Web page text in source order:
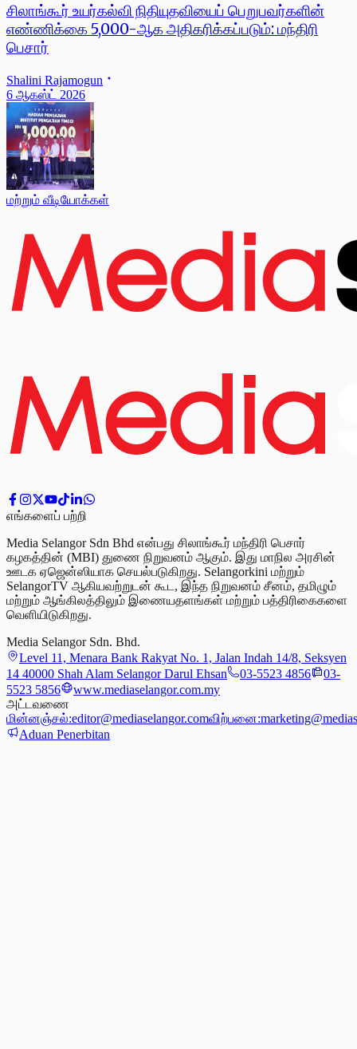
சிலாங்கூர் உயர்கல்வி நிதியுதவியைப் பெறுபவர்களின்
எண்ணிக்கை 5,000-ஆக அதிகரிக்கப்படும்: மந்திரி
பெசார்
Shalini Rajamogun
6 ஆகஸ்ட் 2026
மற்றும் வீடியோக்கள்
எங்களைப் பற்றி
Media Selangor Sdn Bhd என்பது சிலாங்கூர் மந்திரி பெசார்
கழகத்தின் (MBI) துணை நிறுவனம் ஆகும். இது மாநில அரசின்
ஊடக ஏஜென்ஸியாக செயல்படுகிறது. Selangorkini மற்றும்
SelangorTV ஆகியவற்றுடன் கூட, இந்த நிறுவனம் சீனம், தமிழும்
மற்றும் ஆங்கிலத்திலும் இணையதளங்கள் மற்றும் பத்திரிகைகளை
வெளியிடுகிறது.
Media Selangor Sdn. Bhd.
Level 11, Menara Bank Rakyat No. 1, Jalan Indah 14/8, Seksyen
14 40000 Shah Alam Selangor Darul Ehsan
03-5523 4856
03-
5523 5856
www.mediaselangor.com.my
அட்டவணை
மின்னஞ்சல்:editor@mediaselangor.comவிற்பனை:
Aduan Penerbitan